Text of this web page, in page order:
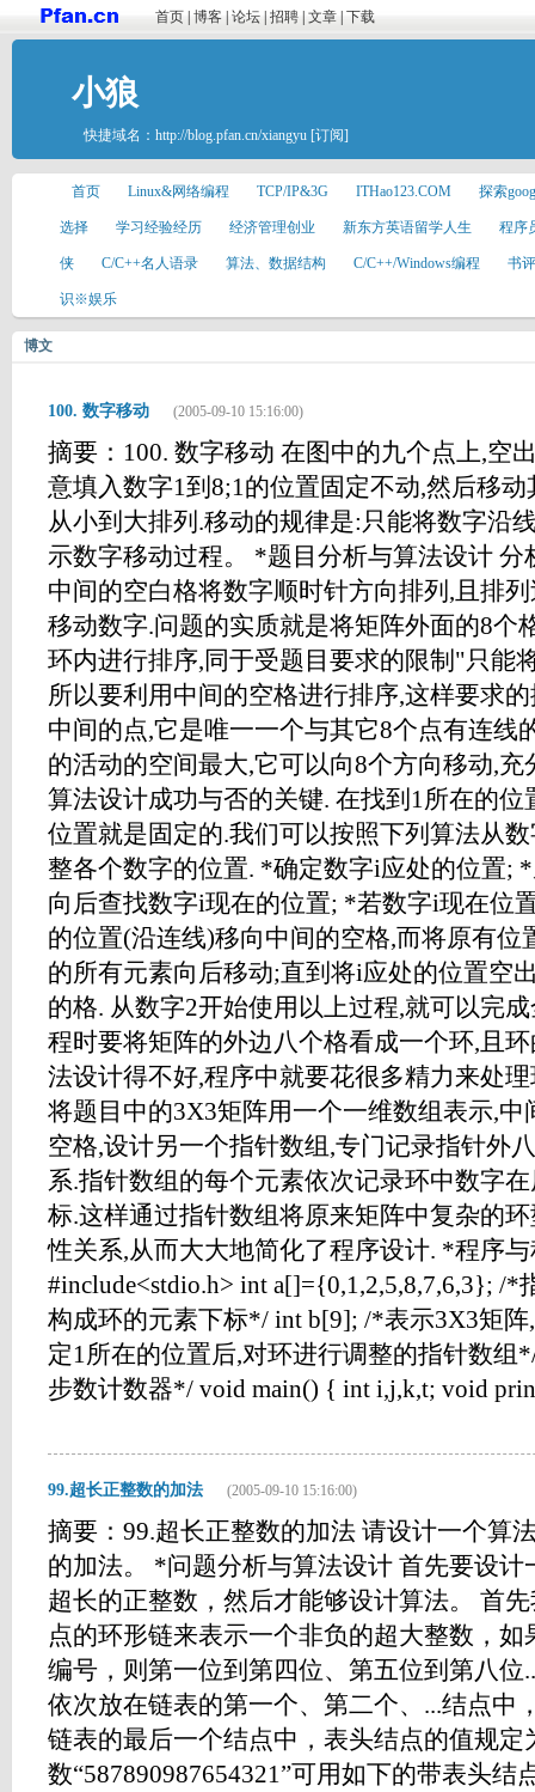
首页 博客 论坛 招聘 文章 下载
小狼
快捷域名： http://blog.pfan.cn/xiangyu [订阅]
首页 Linux&网络编程 TCP/IP&3G ITHao123.COM 探索
选择 学习经验经历 经济管理创业 新东方英语留学人生 程序
侠 C/C++名人语录 算法、数据结构 C/C++/Windows编程 书
识※娱乐
博文
100. 数字移动 (2005-09-10 15:16:00)
摘要：100. 数字移动 在图中的九个点上,空
意填入数字1到8;1的位置固定不动,然后移
从小到大排列.移动的规律是:只能将数字沿
示数字移动过程。 *题目分析与算法设计 分
中间的空白格将数字顺时针方向排列,且排
移动数字.问题的实质就是将矩阵外面的8个
环内进行排序,同于受题目要求的限制"只能
所以要利用中间的空格进行排序,这样要求
中间的点,它是唯一一个与其它8个点有连线
的活动的空间最大,它可以向8个方向移动,
算法设计成功与否的关键. 在找到1所在的
位置就是固定的.我们可以按照下列算法从
整各个数字的位置. *确定数字i应处的位置;
向后查找数字i现在的位置; *若数字i现在位
的位置(沿连线)移向中间的空格,而将原有位
的所有元素向后移动;直到将i应处的位置空
的格. 从数字2开始使用以上过程,就可以完
程时要将矩阵的外边八个格看成一个环,且
法设计得不好,程序中就要花很多精力来处
将题目中的3X3矩阵用一个一维数组表示,
空格,设计另一个指针数组,专门记录指针外
系.指针数组的每个元素依次记录环中数字
标.这样通过指针数组将原来矩阵中复杂的
性关系,从而大大地简化了程序设计. *程序
#include<stdio.h> int a[]={0,1,2,5,8,7,6,3}; /
构成环的元素下标*/ int b[9]; /*表示3X3矩
定1所在的位置后,对环进行调整的指针数组
步数计数器*/ void main() { int i,j,k,t; void
99.超长正整数的加法 (2005-09-10 15:16:00)
摘要：99.超长正整数的加法 请设计一个算
的加法。 *问题分析与算法设计 首先要设
超长的正整数，然后才能够设计算法。 首
点的环形链来表示一个非负的超大整数，
编号，则第一位到第四位、第五位到第八位
依次放在链表的第一个、第二个、...结点中
链表的最后一个结点中，表头结点的值规定
数“587890987654321”可用如下的带表头结